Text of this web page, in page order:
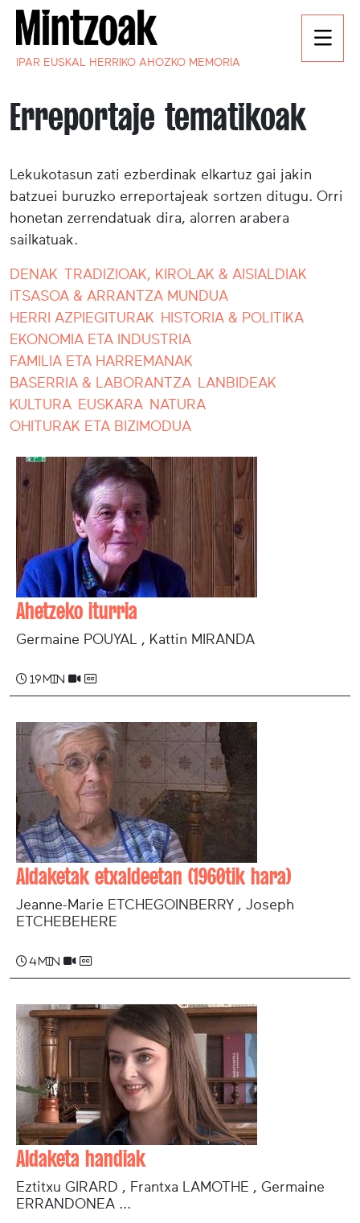
IPAR EUSKAL HERRIKO AHOZKO MEMORIA
Erreportaje tematikoak
Lekukotasun zati ezberdinak elkartuz gai jakin
batzuei buruzko erreportajeak sortzen ditugu. Orri
honetan zerrendatuak dira, alorren arabera
sailkatuak.
DENAK TRADIZIOAK, KIROLAK & AISIALDIAK
ITSASOA & ARRANTZA MUNDUA
HERRI AZPIEGITURAK HISTORIA & POLITIKA
EKONOMIA ETA INDUSTRIA
FAMILIA ETA HARREMANAK
BASERRIA & LABORANTZA LANBIDEAK
KULTURA EUSKARA NATURA
OHITURAK ETA BIZIMODUA
Ahetzeko iturria
Germaine POUYAL , Kattin MIRANDA
19 min
Aldaketak etxaldeetan (1960tik hara)
Jeanne-Marie ETCHEGOINBERRY , Joseph
ETCHEBEHERE
4 min
Aldaketa handiak
Eztitxu GIRARD , Frantxa LAMOTHE , Germaine
ERRANDONEA ...